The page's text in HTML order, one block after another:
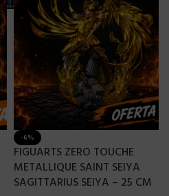
-6%
FIGUARTS ZERO TOUCHE
METALLIQUE SAINT SEIYA
SAGITTARIUS SEIYA – 25 CM